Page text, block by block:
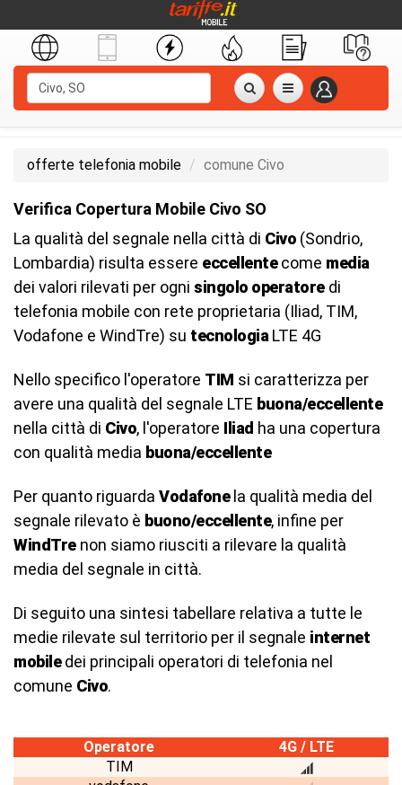
offerte telefonia mobile comune Civo
Verifica Copertura Mobile Civo SO
La qualità del segnale nella città di Civo (Sondrio,
Lombardia) risulta essere eccellentecome media
dei valori rilevati per ogni singolo operatoredi
telefonia mobile con rete proprietaria (Iliad, TIM,
Vodafone e WindTre) su tecnologia LTE 4G
Nello specifico l'operatore TIM si caratterizza per
avere una qualità del segnale LTE buona/eccellente
nella città di Civo, l'operatore Iliad ha una copertura
con qualità media buona/eccellente
Per quanto riguarda Vodafonela qualità media del
segnale rilevato è buono/eccellente, infine per
WindTrenon siamo riusciti a rilevare la qualità
media del segnale in città.
Di seguito una sintesi tabellare relativa a tutte le
medie rilevate sul territorio per il segnale internet
mobiledei principali operatori di telefonia nel
comune Civo.
Operatore
4G / LTE
TIM